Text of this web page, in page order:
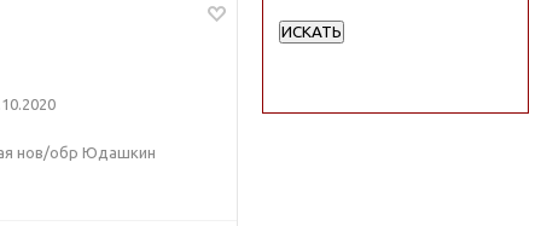
нов/обр Юдашкин
ИСКАТЬ